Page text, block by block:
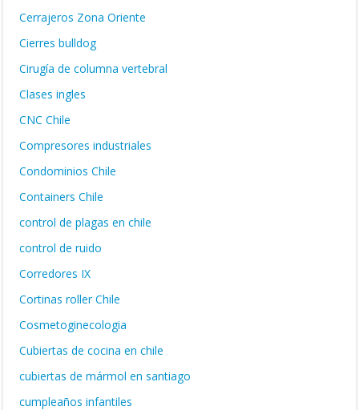
Cerrajeros Zona Oriente
Cierres bulldog
Cirugía de columna vertebral
Clases ingles
CNC Chile
Compresores industriales
Condominios Chile
Containers Chile
control de plagas en chile
control de ruido
Corredores IX
Cortinas roller Chile
Cosmetoginecologia
Cubiertas de cocina en chile
cubiertas de mármol en santiago
cumpleaños infantiles